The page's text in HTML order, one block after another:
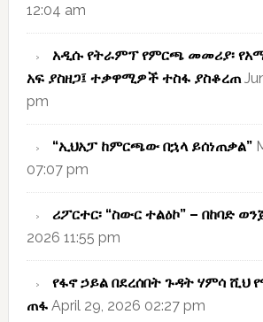
12:04 am
አዲሱ የትራምፕ የምርጫ መመሪያ፡
አፍ ያስዘጋ፤ ተቃዋሚዎች ተስፋ ያስቆረጠ
pm
“ኢህአፓ ከምርጫው በኋላ ይሰነጠቃል”
07:07 pm
ሪፖርተር፡ “ስውር ተልዕኮ” – በከባድ
2026 11:55 pm
የፋኖ ኃይል በደረሰበት ጉዳት ሃምሳ
ጠፋ April 29, 2026 02:27 pm